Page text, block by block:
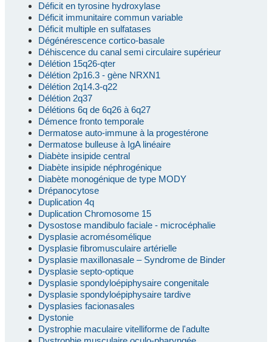
Déficit en tyrosine hydroxylase
Déficit immunitaire commun variable
Déficit multiple en sulfatases
Dégénérescence cortico-basale
Déhiscence du canal semi circulaire supérieur
Délétion 15q26-qter
Délétion 2p16.3 - gène NRXN1
Délétion 2q14.3-q22
Délétion 2q37
Délétions 6q de 6q26 à 6q27
Démence fronto temporale
Dermatose auto-immune à la progestérone
Dermatose bulleuse à IgA linéaire
Diabète insipide central
Diabète insipide néphrogénique
Diabète monogénique de type MODY
Drépanocytose
Duplication 4q
Duplication Chromosome 15
Dysostose mandibulo faciale - microcéphalie
Dysplasie acromésomélique
Dysplasie fibromusculaire artérielle
Dysplasie maxillonasale – Syndrome de Binder
Dysplasie septo-optique
Dysplasie spondyloépiphysaire congenitale
Dysplasie spondyloépiphysaire tardive
Dysplasies facionasales
Dystonie
Dystrophie maculaire vitelliforme de l'adulte